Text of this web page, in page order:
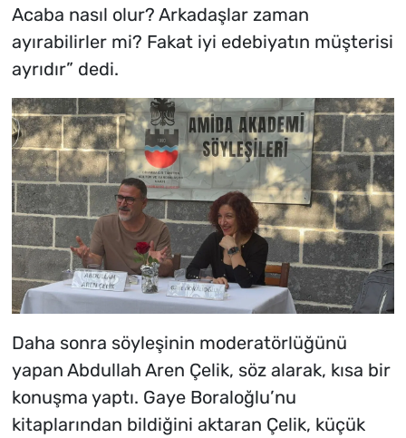
Acaba nasıl olur? Arkadaşlar zaman
ayırabilirler mi? Fakat iyi edebiyatın müşterisi
ayrıdır” dedi.
Daha sonra söyleşinin moderatörlüğünü
yapan Abdullah Aren Çelik, söz alarak, kısa bir
konuşma yaptı. Gaye Boraloğlu’nu
kitaplarından bildiğini aktaran Çelik, küçük